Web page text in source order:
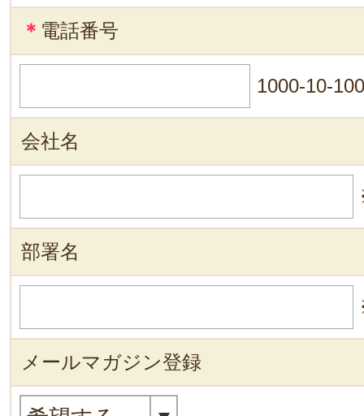
＊ 電話番号
1000-10-
会社名
部署名
メールマガジン登録